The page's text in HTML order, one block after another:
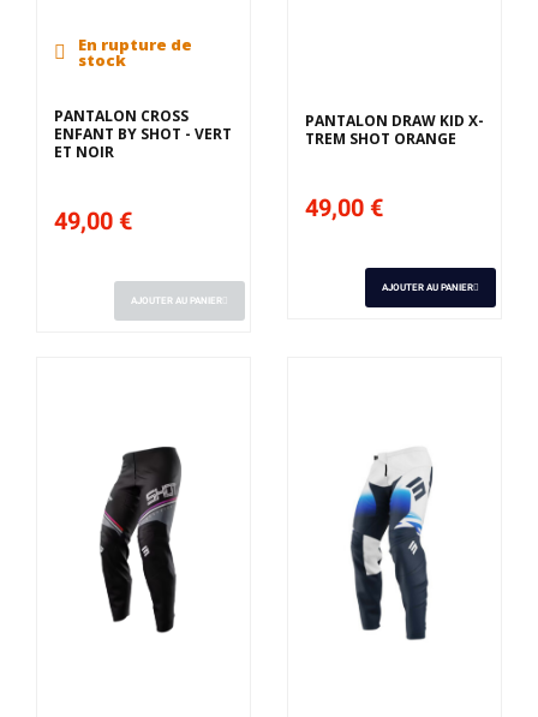
En rupture de
stock
PANTALON CROSS
ENFANT BY SHOT - VERT
ET NOIR
49,00 €
AJOUTER AU PANIER
PANTALON DRAW KID X-
TREM SHOT ORANGE
49,00 €
AJOUTER AU PANIER